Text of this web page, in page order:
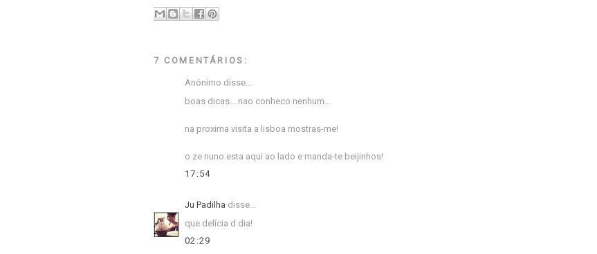
7 COMENTÁRIOS:
Anónimo disse...
boas dicas... nao conheco nenhum...
na proxima visita a lisboa mostras-me!
o ze nuno esta aqui ao lado e manda-te beijinhos!
17:54
Ju Padilha disse...
que delícia d dia!
02:29